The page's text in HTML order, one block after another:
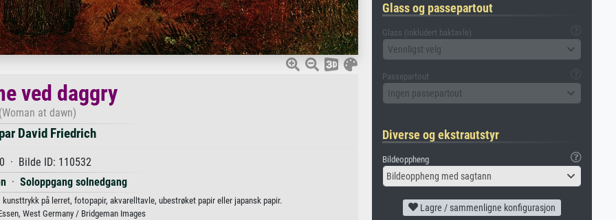
ved daggry
at dawn)
David Friedrich
· Bilde ID: 110532
· Soloppgang solnedgang
kunsttrykk på lerret, fotopapir, akvarelltavle, ubestrøket papir eller japansk papir.
West Germany / Bridgeman Images
Glass og passepartout
Glass (inkludert baktavle)
Vennligst velg
Passepartout
Ingen passepartout
Diverse og ekstrautstyr
Bildeoppheng
Bildeoppheng med sagtann
Lagre / sammenligne konfigurasjon